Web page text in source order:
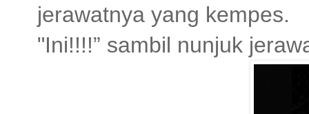
jerawatnya yang kempes.
"Ini!!!!” sambil nunjuk